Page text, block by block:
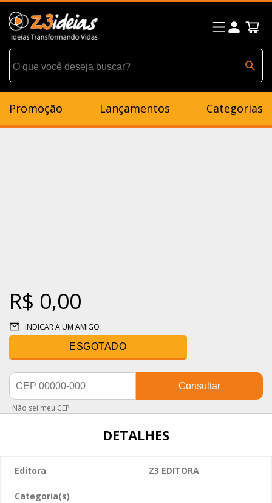
Promoção Lançamentos Categorias
R$ 0,00
INDICAR A UM AMIGO
ESGOTADO
Consultar
Não sei meu CEP
DETALHES
Editora Z3 EDITORA
Categoria(s)